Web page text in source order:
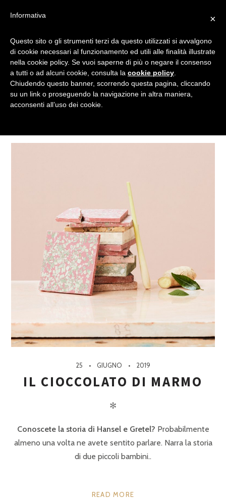
GRANITO
Tagged
25 GIUGNO 2019
IL CIOCCOLATO DI MARMO
✻
Conoscete la storia di Hansel e Gretel? Probabilmente
almeno una volta ne avete sentito parlare. Narra la storia
di due piccoli bambini..
READ MORE
×
Informativa
Questo sito o gli strumenti terzi da questo utilizzati si avvalgono
di cookie necessari al funzionamento ed utili alle finalità illustrate
nella cookie policy. Se vuoi saperne di più o negare il consenso
a tutti o ad alcuni cookie, consulta la cookie policy
Chiudendo questo banner, scorrendo questa pagina, cliccando
su un link o proseguendo la navigazione in altra maniera,
acconsenti all’uso dei cookie.